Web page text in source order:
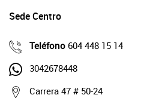
Sede Centro
Teléfono 604 448 15 14
3042678448
Carrera 47 # 50-24